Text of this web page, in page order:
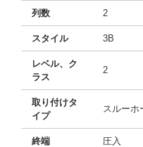
列数 2
スタイル 3B
レベル、ク
ラス
2
取り付けタ
イプ
スルーホ
終端 圧入